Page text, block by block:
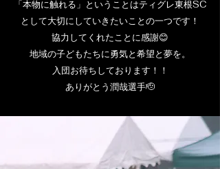
「本物に触れる」ということはティグレ東根SC
として大切にしていきたいことの一つです！
協力してくれたことに感謝😊
地域の子どもたちに勇気と希望と夢を。
入団お待ちしております！！
ありがとう潤哉選手🫡